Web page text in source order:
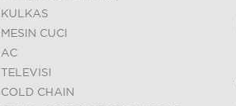
KULKAS
MESIN CUCI
AC
TELEVISI
COLD CHAIN